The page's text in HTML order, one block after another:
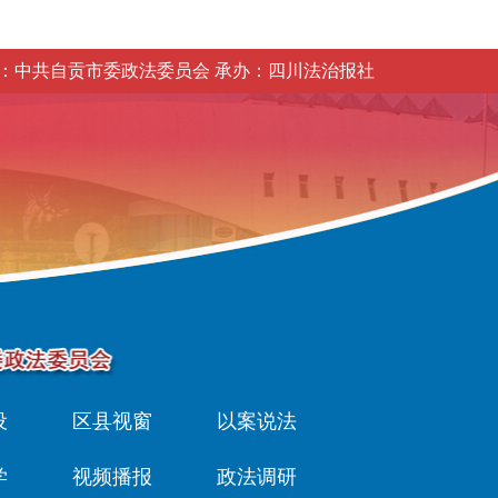
中共自贡市委政法委员会 承办：四川法治报社
区县视窗 以案说法
视频播报 政法调研